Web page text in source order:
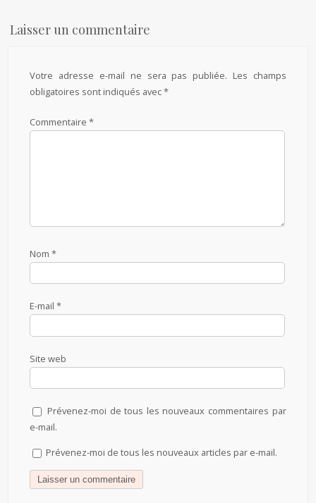
Laisser un commentaire
Votre adresse e-mail ne sera pas publiée. Les champs
obligatoires sont indiqués avec*
Commentaire*
Nom*
E-mail*
Site web
Prévenez-moi de tous les nouveaux commentaires par
e-mail.
Prévenez-moi de tous les nouveaux articles par e-mail.